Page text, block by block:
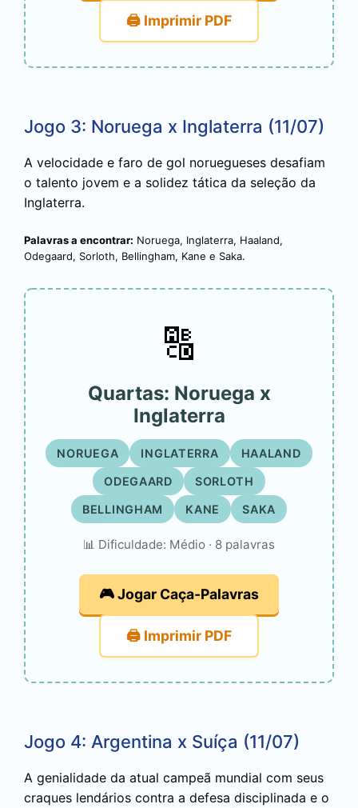
🖨️ Imprimir PDF
Jogo 3: Noruega x Inglaterra (11/07)
A velocidade e faro de gol noruegueses desafiam
o talento jovem e a solidez tática da seleção da
Inglaterra.
Palavras a encontrar: Noruega, Inglaterra, Haaland,
Odegaard, Sorloth, Bellingham, Kane e Saka.
🔠
Quartas: Noruega x
Inglaterra
NORUEGA INGLATERRA HAALAND
ODEGAARD SORLOTH
BELLINGHAM KANE SAKA
📊 Dificuldade: Médio · 8 palavras
🎮 Jogar Caça-Palavras
🖨️ Imprimir PDF
Jogo 4: Argentina x Suíça (11/07)
A genialidade da atual campeã mundial com seus
craques lendários contra a defesa disciplinada e o